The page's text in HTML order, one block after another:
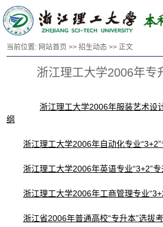
当前位置: 网站首页 >>招生动态 >> 正文
浙江理工大学2006年专
浙江理工大学2006年服装艺术设
纲
浙江理工大学2006年自动化专业
浙江理工大学2006年英语专业“3+2”
浙江理工大学2006年工商管理专业
浙江省2006年普通高校“专升本”选拔